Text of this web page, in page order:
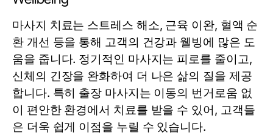
마사지 치료는 스트레스 해소, 근육 이완, 혈액 순
환 개선 등을 통해 고객의 건강과 웰빙에 많은 도
움을 줍니다. 정기적인 마사지는 피로를 줄이고,
신체의 긴장을 완화하여 더 나은 삶의 질을 제공
합니다. 특히 출장 마사지는 이동의 번거로움 없
이 편안한 환경에서 치료를 받을 수 있어, 고객들
은 더욱 쉽게 이점을 누릴 수 있습니다.